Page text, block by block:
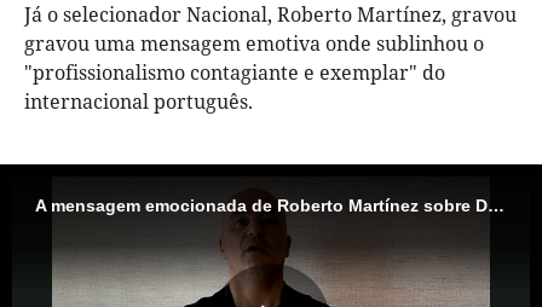
Já o selecionador Nacional, Roberto Martínez, gravou
gravou uma mensagem emotiva onde sublinhou o
"profissionalismo contagiante e exemplar" do
internacional português.
A mensagem emocionada de Roberto Martínez sobre Diogo Jota